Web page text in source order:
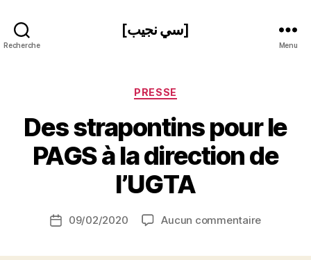
Recherche
[سي نجيب]
Menu
Catégories
PRESSE
Des strapontins pour le
PAGS à la direction de
l’UGTA
de
a
r
S
N
Date09/02/2020 Aucun commentairesur